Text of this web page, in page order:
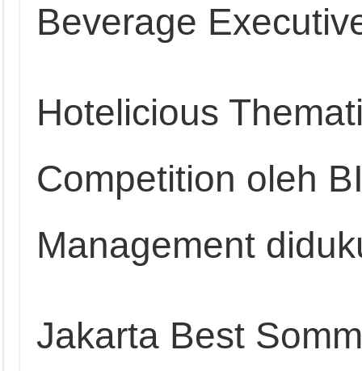
Beverage
Hotelicious
Competition oleh
Management
Jakarta Best